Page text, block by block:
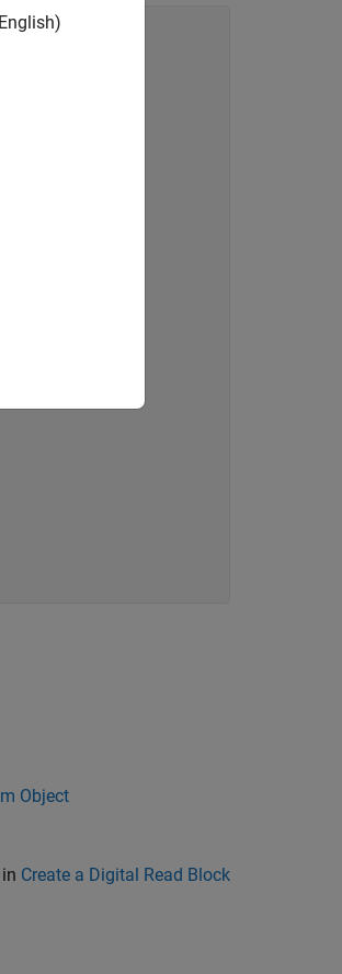
Object
Create a Digital Read Block